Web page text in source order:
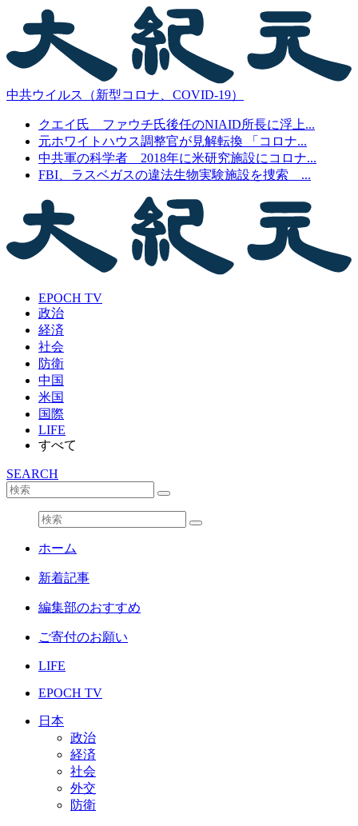
中共ウイルス（新型コロナ、COVID-19）
クエイ氏 ファウチ氏後任のNIAID所長に浮上...
元ホワイトハウス調整官が見解転換 「コロナ...
中共軍の科学者 2018年に米研究施設にコロナ...
FBI、ラスベガスの違法生物実験施設を捜索 ...
EPOCH TV
政治
経済
社会
防衛
中国
米国
国際
LIFE
すべて
SEARCH
ホーム
新着記事
編集部のおすすめ
ご寄付のお願い
LIFE
EPOCH TV
日本
政治
経済
社会
外交
防衛